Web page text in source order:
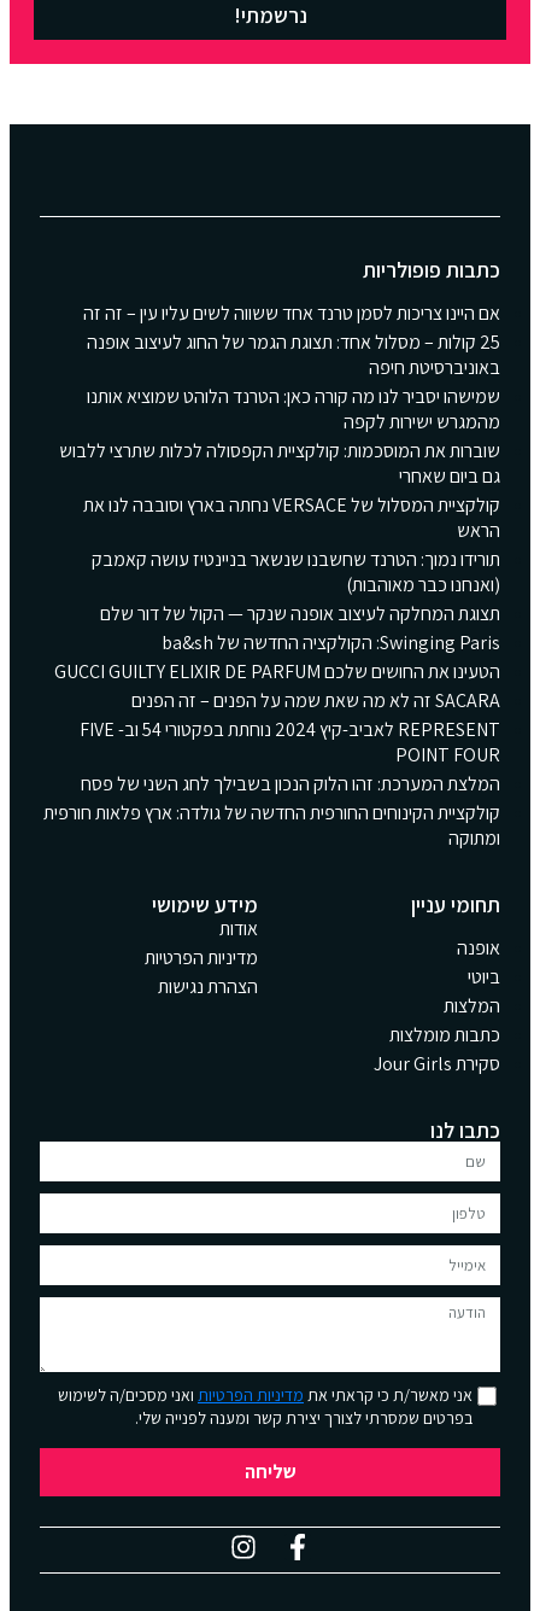
נרשמתי!
כתבות פופולריות
אם היינו צריכות לסמן טרנד אחד ששווה לשים עליו עין – זה זה
25 קולות – מסלול אחד: תצוגת הגמר של החוג לעיצוב אופנה
באוניברסיטת חיפה
שמישהו יסביר לנו מה קורה כאן: הטרנד הלוהט שמוציא אותנו
מהמגרש ישירות לקפה
שוברות את המוסכמות: קולקציית הקפסולה לכלות שתרצי ללבוש
גם ביום שאחרי
קולקציית המסלול של VERSACE נחתה בארץ וסובבה לנו את
הראש
תורידו נמוך: הטרנד שחשבנו שנשאר בניינטיז עושה קאמבק
(ואנחנו כבר מאוהבות)
תצוגת המחלקה לעיצוב אופנה שנקר — הקול של דור שלם
Swinging Paris: הקולקציה החדשה של ba&sh
הטעינו את החושים שלכם GUCCI GUILTY ELIXIR DE PARFUM
SACARA זה לא מה שאת שמה על הפנים – זה הפנים
REPRESENT לאביב-קיץ 2024 נוחתת בפקטורי 54 וב- FIVE
POINT FOUR
המלצת המערכת: זהו הלוק הנכון בשבילך לחג השני של פסח
קולקציית הקינוחים החורפית החדשה של גולדה: ארץ פלאות חורפית
ומתוקה
תחומי עניין
אופנה
ביוטי
המלצות
כתבות מומלצות
סקירת Jour Girls
מידע שימושי
אודות
מדיניות הפרטיות
הצהרת נגישות
כתבו לנו
אני מאשר/ת כי קראתי אתמדיניות הפרטיותואני מסכים/ה לשימוש
בפרטים שמסרתי לצורך יצירת קשר ומענה לפנייה שלי.
שליחה